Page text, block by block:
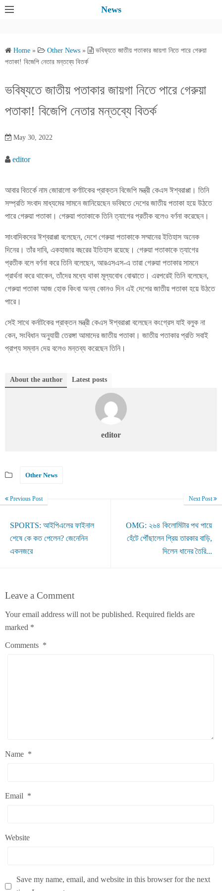
News
Home » Other News »
ভবিষ্যতে জাতীয় পতাকার জায়গা নিতে পারে গেরুয়া
পতাকা! বিজেপি নেতার মন্তব্যে বিতর্ক
ভবিষ্যতে জাতীয় পতাকার জায়গা নিতে পারে গেরুয়া
পতাকা! বিজেপি নেতার মন্তব্যে বিতর্ক
May 30, 2022
editor
আবার বিতর্কে নাম জোরালো কর্ণাটকের প্রাক্তন বিজেপি মন্ত্রী কেএস ঈশ্বরাপ্পা। তিনি
সম্প্রতি সংবাদ মাধ্যমের সামনে জানিয়েছেন ভবিষতে দেশের জাতীয় পতাকা হয়ে উঠতে
পারে গেরুয়া পতাকা। গেরুয়া পতাকাকে তিনি ত্যাগের প্রতীক বলেও বর্ণনা করেছেন।
সাংবাদিকদের ঈশ্বরাপ্পা বলেছেন, দেশে গেরুয়া পতাকাকে সম্মানের ইতিহাস অনেক
দিনের। তাঁর দাবি, একহাজার বছরের ইতিহাস রয়েছে। গেরুয়া পতাকাকে ত্যাগের
প্রতীক বলে বর্ণনা করে তিনি বলেছেন, আরএসএস-এ তারা গেরুয়া পতাকার সামনে
প্রার্থনা করে থাকেন, তাঁদের মধ্যে থাকা মূল্যবোধ বোঝাতে। এরপরেই তিনি বলেছেন,
গেরুয়া পতাকা আজ হোক কিংবা অন্য কোনও দিন এই দেশের জাতীয় পতাকা হয়ে উঠতে
পারে।
সেই সাথে কর্নাটকের প্রাক্তন মন্ত্রী কেএস ঈশ্বরাপ্পা বলেছেন কংগ্রেস যাই বলুক না
কেন, সংবিধান অনুযায়ী তেরঙ্গা আমাদের জাতীয় পতাকা। জাতীয় পতাকার প্রতি সবাই
প্রাপ্য সম্নান দেয় বলেও মন্তব্য করেছেন তিনি।
About the author Latest posts
editor
Other News
Previous Post
SPORTS: আইপিএলের ফাইনাল
শেষে কে কত পেলেন? জেনেনিন
একনজরে
Next Post
OMG: ২৬৪ কিলোমিটার পথ পায়ে
হেঁটে পৌঁছালেন প্রিয় তারকার বাড়ি,
দিলেন ধানের তৈরি...
Leave a Comment
Your email address will not be published. Required fields are
marked *
Comments *
Name *
Email *
Website
Save my name, email, and website in this browser for the next